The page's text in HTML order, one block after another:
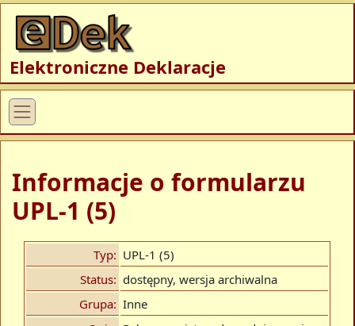
Elektroniczne Deklaracje
Informacje o formularzu
UPL-1 (5)
Typ: UPL-1 (5)
Status: dostępny, wersja archiwalna
Grupa: Inne